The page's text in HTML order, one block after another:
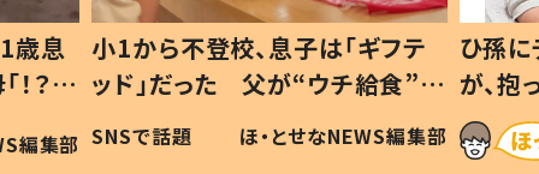
歳息
？」
編集部
小1から不登校、息子は「ギフテ
ッド」だった 父が“ウチ給食”を
作り続ける理由とは #令和の親
#令和の子
SNSで話題 ほ・とせなNEWS編集部
ひ孫
が、
「涙が
い」